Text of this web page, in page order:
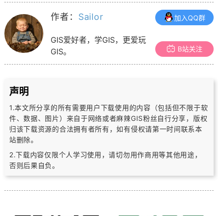
作者： Sailor
GIS爱好者，学GIS，更爱玩
GIS。
加入QQ群
B站关注
声明
1.本文所分享的所有需要用户下载使用的内容（包括但不限于软
件、数据、图片） 来自于网络或者麻辣GIS粉丝自行分享，版权
归该下载资源的合法拥有者所有，如有侵权请第一时间联系本
站删除。
2.下载内容仅限个人学习使用，请切勿用作商用等其他用途，
否则后果自负。